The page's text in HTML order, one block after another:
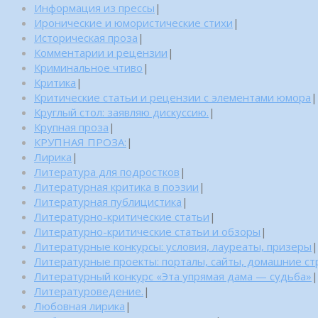
Информация из прессы |
Иронические и юмористические стихи |
Историческая проза |
Комментарии и рецензии |
Криминальное чтиво |
Критика |
Критические статьи и рецензии с элементами юмора |
Круглый стол: заявляю дискуссию. |
Крупная проза |
КРУПНАЯ ПРОЗА: |
Лирика |
Литература для подростков |
Литературная критика в поэзии |
Литературная публицистика |
Литературно-критические статьи |
Литературно-критические статьи и обзоры |
Литературные конкурсы: условия, лауреаты, призеры |
Литературные проекты: порталы, сайты, домашние
Литературный конкурс «Эта упрямая дама — судьба» |
Литературоведение. |
Любовная лирика |